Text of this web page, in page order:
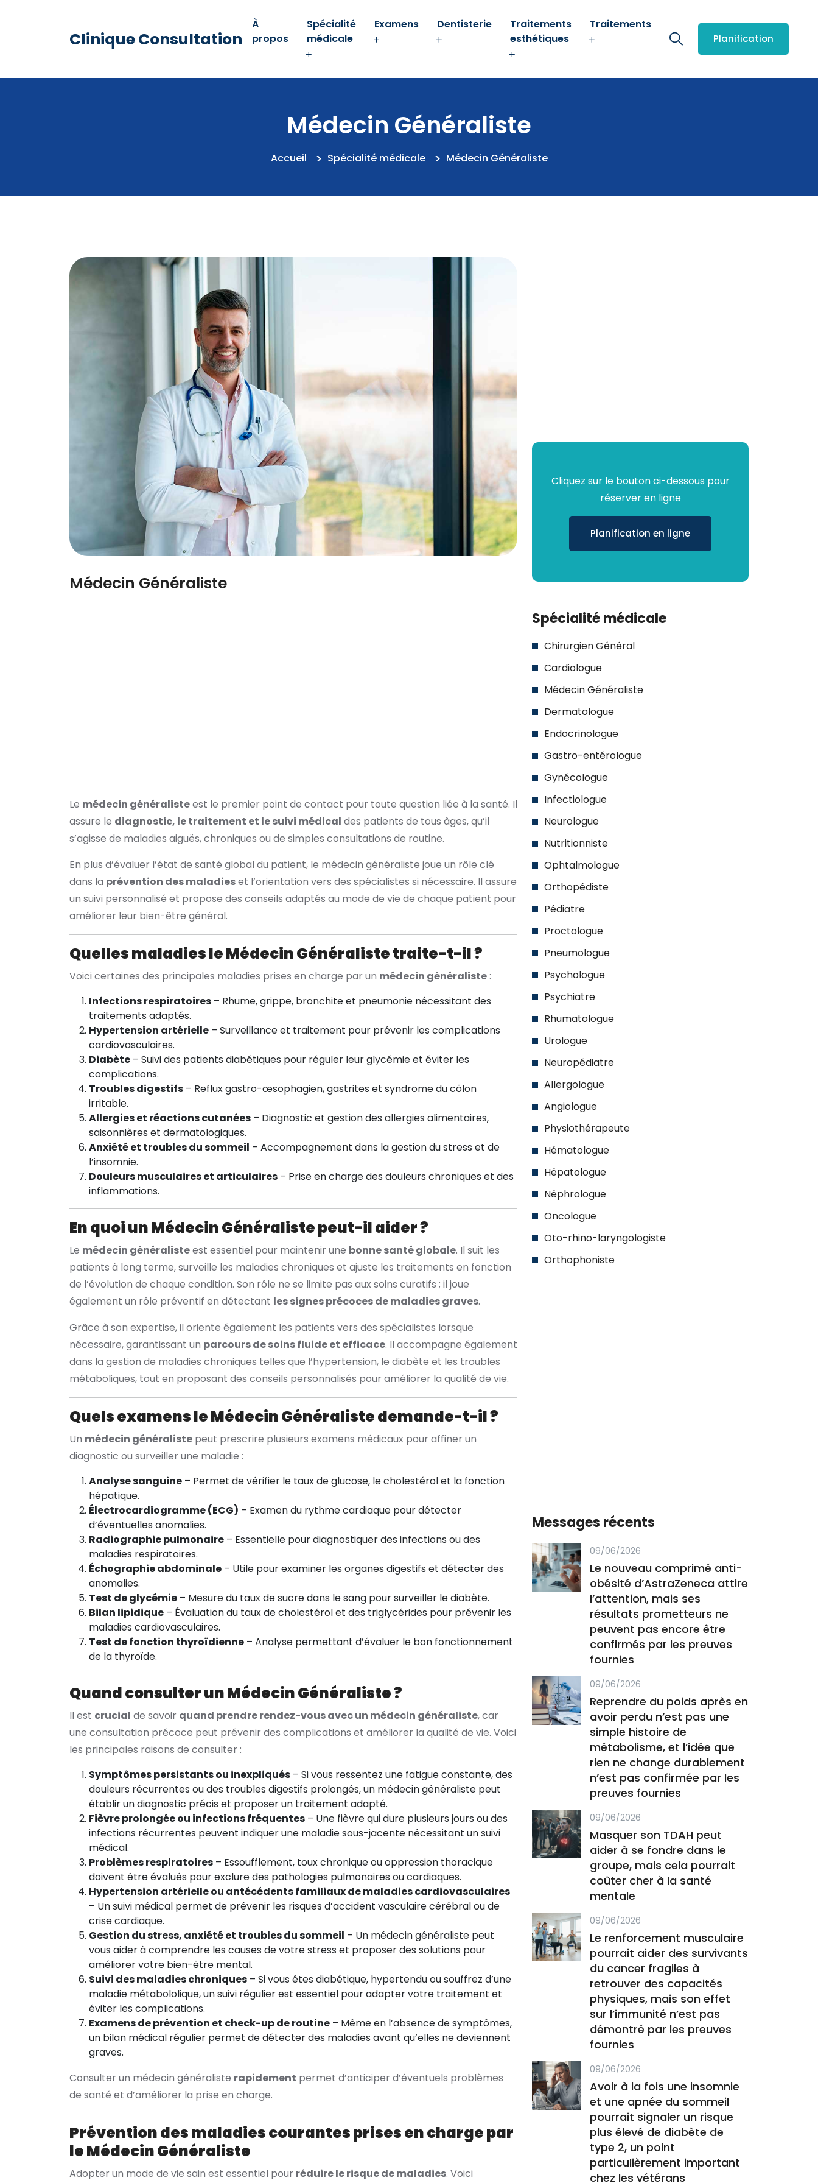
Clinique Consultation
À
propos
Spécialité
médicale
Examens Dentisterie
Traitements
esthétiques
Traitements
Planification
Médecin Généraliste
Accueil Spécialité médicale Médecin Généraliste
Médecin Généraliste
Le médecin généralisteest le premier point de contact pour toute question liée à la santé. Il
assure le diagnostic, le traitement et le suivi médical des patients de tous âges, qu’il
s’agisse de maladies aiguës, chroniques ou de simples consultations de routine.
En plus d’évaluer l’état de santé global du patient, le médecin généraliste joue un rôle clé
dans la prévention des maladieset l’orientation vers des spécialistes si nécessaire. Il assure
un suivi personnalisé et propose des conseils adaptés au mode de vie de chaque patient pour
améliorer leur bien-être général.
Quelles maladies le Médecin Généraliste traite-t-il ?
Voici certaines des principales maladies prises en charge par un médecin généraliste:
Infections respiratoires – Rhume, grippe, bronchite et pneumonie nécessitant des
traitements adaptés.
Hypertension artérielle – Surveillance et traitement pour prévenir les complications
cardiovasculaires.
Diabète – Suivi des patients diabétiques pour réguler leur glycémie et éviter les
complications.
Troubles digestifs – Reflux gastro-œsophagien, gastrites et syndrome du côlon
irritable.
Allergies et réactions cutanées – Diagnostic et gestion des allergies alimentaires,
saisonnières et dermatologiques.
Anxiété et troubles du sommeil – Accompagnement dans la gestion du stress et de
l’insomnie.
Douleurs musculaires et articulaires – Prise en charge des douleurs chroniques et des
inflammations.
En quoi un Médecin Généraliste peut-il aider ?
Le médecin généralisteest essentiel pour maintenir une bonne santé globale. Il suit les
patients à long terme, surveille les maladies chroniques et ajuste les traitements en fonction
de l’évolution de chaque condition. Son rôle ne se limite pas aux soins curatifs ; il joue
également un rôle préventif en détectant les signes précoces de maladies graves.
Grâce à son expertise, il oriente également les patients vers des spécialistes lorsque
nécessaire, garantissant un parcours de soins fluide et efficace. Il accompagne également
dans la gestion de maladies chroniques telles que l’hypertension, le diabète et les troubles
métaboliques, tout en proposant des conseils personnalisés pour améliorer la qualité de vie.
Quels examens le Médecin Généraliste demande-t-il ?
Un médecin généraliste peut prescrire plusieurs examens médicaux pour affiner un
diagnostic ou surveiller une maladie :
Analyse sanguine – Permet de vérifier le taux de glucose, le cholestérol et la fonction
hépatique.
Électrocardiogramme (ECG) – Examen du rythme cardiaque pour détecter
d’éventuelles anomalies.
Radiographie pulmonaire – Essentielle pour diagnostiquer des infections ou des
maladies respiratoires.
Échographie abdominale – Utile pour examiner les organes digestifs et détecter des
anomalies.
Test de glycémie – Mesure du taux de sucre dans le sang pour surveiller le diabète.
Bilan lipidique – Évaluation du taux de cholestérol et des triglycérides pour prévenir les
maladies cardiovasculaires.
Test de fonction thyroïdienne – Analyse permettant d’évaluer le bon fonctionnement
de la thyroïde.
Quand consulter un Médecin Généraliste ?
Il est crucial de savoir quand prendre rendez-vous avec un médecin généraliste, car
une consultation précoce peut prévenir des complications et améliorer la qualité de vie. Voici
les principales raisons de consulter :
Symptômes persistants ou inexpliqués – Si vous ressentez une fatigue constante, des
douleurs récurrentes ou des troubles digestifs prolongés, un médecin généraliste peut
établir un diagnostic précis et proposer un traitement adapté.
Fièvre prolongée ou infections fréquentes – Une fièvre qui dure plusieurs jours ou des
infections récurrentes peuvent indiquer une maladie sous-jacente nécessitant un suivi
médical.
Problèmes respiratoires – Essoufflement, toux chronique ou oppression thoracique
doivent être évalués pour exclure des pathologies pulmonaires ou cardiaques.
Hypertension artérielle ou antécédents familiaux de maladies cardiovasculaires
– Un suivi médical permet de prévenir les risques d’accident vasculaire cérébral ou de
crise cardiaque.
Gestion du stress, anxiété et troubles du sommeil – Un médecin généraliste peut
vous aider à comprendre les causes de votre stress et proposer des solutions pour
améliorer votre bien-être mental.
Suivi des maladies chroniques – Si vous êtes diabétique, hypertendu ou souffrez d’une
maladie métabololique, un suivi régulier est essentiel pour adapter votre traitement et
éviter les complications.
Examens de prévention et check-up de routine – Même en l’absence de symptômes,
un bilan médical régulier permet de détecter des maladies avant qu’elles ne deviennent
graves.
Consulter un médecin généraliste rapidement permet d’anticiper d’éventuels problèmes
de santé et d’améliorer la prise en charge.
Prévention des maladies courantes prises en charge par
le Médecin Généraliste
Adopter un mode de vie sain est essentiel pour réduire le risque de maladies. Voici
Cliquez sur le bouton ci-dessous pour
réserver en ligne
Planification en ligne
Spécialité médicale
Chirurgien Général
Cardiologue
Médecin Généraliste
Dermatologue
Endocrinologue
Gastro-entérologue
Gynécologue
Infectiologue
Neurologue
Nutritionniste
Ophtalmologue
Orthopédiste
Pédiatre
Proctologue
Pneumologue
Psychologue
Psychiatre
Rhumatologue
Urologue
Neuropédiatre
Allergologue
Angiologue
Physiothérapeute
Hématologue
Hépatologue
Néphrologue
Oncologue
Oto-rhino-laryngologiste
Orthophoniste
Messages récents
09/06/2026
Le nouveau comprimé anti-
obésité d’AstraZeneca attire
l’attention, mais ses
résultats prometteurs ne
peuvent pas encore être
confirmés par les preuves
fournies
09/06/2026
Reprendre du poids après en
avoir perdu n’est pas une
simple histoire de
métabolisme, et l’idée que
rien ne change durablement
n’est pas confirmée par les
preuves fournies
09/06/2026
Masquer son TDAH peut
aider à se fondre dans le
groupe, mais cela pourrait
coûter cher à la santé
mentale
09/06/2026
Le renforcement musculaire
pourrait aider des survivants
du cancer fragiles à
retrouver des capacités
physiques, mais son effet
sur l’immunité n’est pas
démontré par les preuves
fournies
09/06/2026
Avoir à la fois une insomnie
et une apnée du sommeil
pourrait signaler un risque
plus élevé de diabète de
type 2, un point
particulièrement important
chez les vétérans